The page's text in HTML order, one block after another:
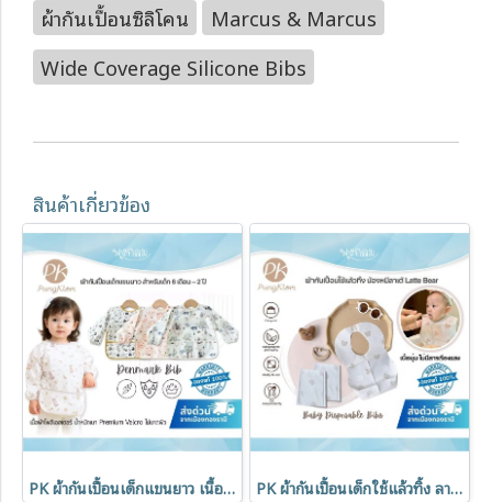
ผ้ากันเปื้อนซิลิโคน
Marcus & Marcus
Wide Coverage Silicone Bibs
สินค้าเกี่ยวข้อง
PK ผ้ากันเปื้อนเด็กแขนยาว เนื้อผ้ากันน้ำ Baby Long Sleeve Bib PK ผ้ากันเปื้อนเด็กใช้แล้วทิ้ง ลายหมีลาเต้ (Latte Bear) กันน้ำ พกพาสะดวก บรรจุแยกชิ้น